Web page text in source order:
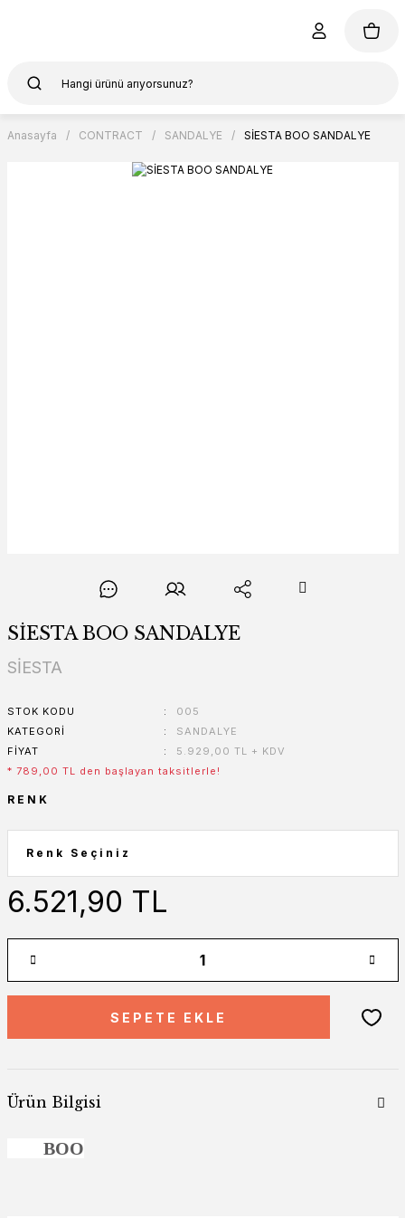
Anasayfa CONTRACT SANDALYE SİESTA BOO SANDALYE
SİESTA BOO SANDALYE
SİESTA
STOK KODU
005
KATEGORI
SANDALYE
FIYAT
5.929,00 TL + KDV
* 789,00 TL den başlayan taksitlerle!
RENK
6.521,90 TL
SEPETE EKLE
Ürün Bilgisi
BOO